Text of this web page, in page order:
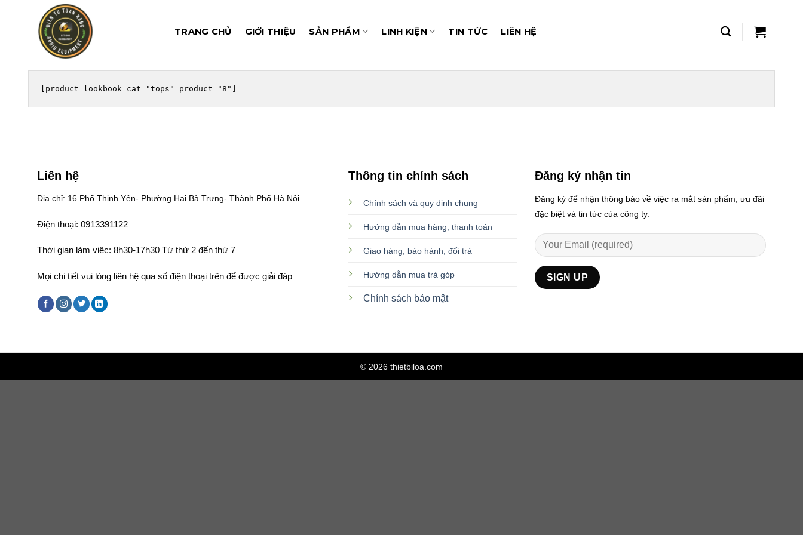
TRANG CHỦ GIỚI THIỆU SẢN PHẨM LINH KIỆN TIN TỨC LIÊN HỆ
Liên hệ
Địa chỉ: 16 Phố Thịnh Yên- Phường Hai Bà Trưng- Thành Phố Hà Nội.
Điện thoại: 0913391122
Thời gian làm việc: 8h30-17h30 Từ thứ 2 đến thứ 7
Mọi chi tiết vui lòng liên hệ qua số điện thoại trên để được giải đáp
Thông tin chính sách
Chính sách và quy định chung
Hướng dẫn mua hàng, thanh toán
Giao hàng, bảo hành, đổi trả
Hướng dẫn mua trả góp
Chính sách bảo mật
Đăng ký nhận tin
Đăng ký để nhận thông báo về việc ra mắt sản phẩm, ưu đãi
đặc biệt và tin tức của công ty.
© 2026 thietbiloa.com